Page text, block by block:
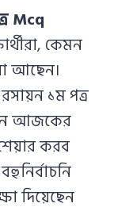
Mcq
কেমন
আছেন।
১ম পত্র
আজকের
করব
দিয়েছেন